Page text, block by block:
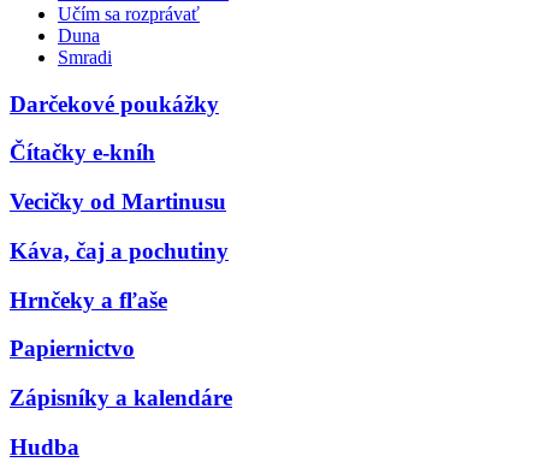
Učím sa rozprávať
Duna
Smradi
Darčekové poukážky
Čítačky e-kníh
Vecičky od Martinusu
Káva, čaj a pochutiny
Hrnčeky a fľaše
Papiernictvo
Zápisníky a kalendáre
Hudba